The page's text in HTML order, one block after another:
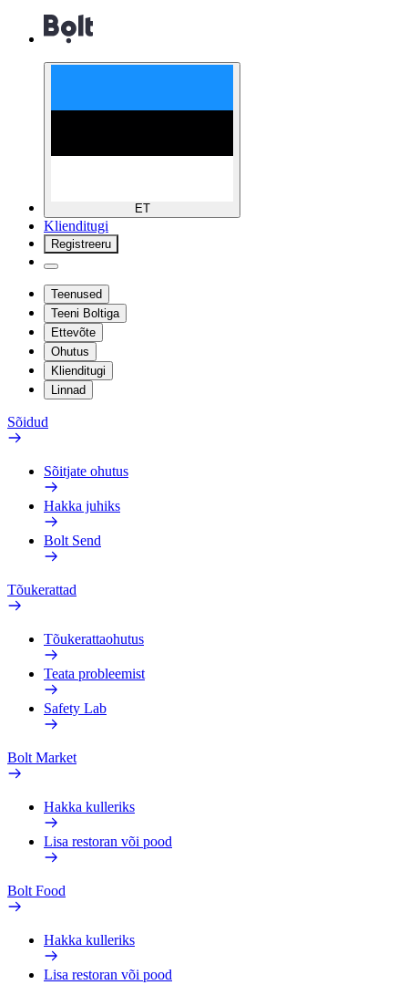
ET
Klienditugi
Registreeru
Teenused
Teeni Boltiga
Ettevõte
Ohutus
Klienditugi
Linnad
Sõidud
Sõitjate ohutus
Hakka juhiks
Bolt Send
Tõukerattad
Tõukerattaohutus
Teata probleemist
Safety Lab
Bolt Market
Hakka kulleriks
Lisa restoran või pood
Bolt Food
Hakka kulleriks
Lisa restoran või pood